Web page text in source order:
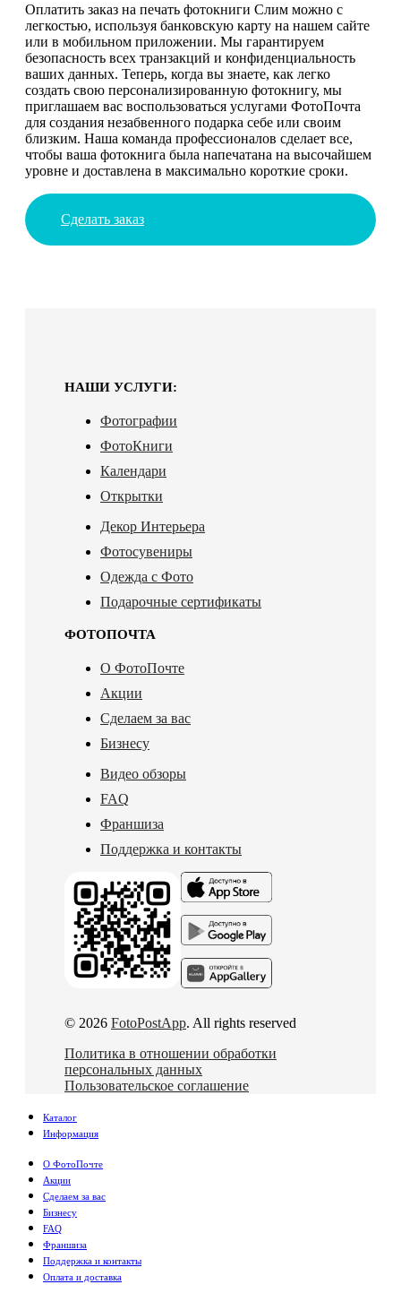
Оплатить заказ на печать фотокниги Слим можно с
легкостью, используя банковскую карту на нашем сайте
или в мобильном приложении. Мы гарантируем
безопасность всех транзакций и конфиденциальность
ваших данных. Теперь, когда вы знаете, как легко
создать свою персонализированную фотокнигу, мы
приглашаем вас воспользоваться услугами ФотоПочта
для создания незабвенного подарка себе или своим
близким. Наша команда профессионалов сделает все,
чтобы ваша фотокнига была напечатана на высочайшем
уровне и доставлена в максимально короткие сроки.
Сделать заказ
НАШИ УСЛУГИ:
Фотографии
ФотоКниги
Календари
Открытки
Декор Интерьера
Фотосувениры
Одежда с Фото
Подарочные сертификаты
ФОТОПОЧТА
О ФотоПочте
Акции
Сделаем за вас
Бизнесу
Видео обзоры
FAQ
Франшиза
Поддержка и контакты
© 2026 FotoPostApp. All rights reserved
Политика в отношении обработки
персональных данных
Пользовательское соглашение
Каталог
Информация
О ФотоПочте
Акции
Сделаем за вас
Бизнесу
FAQ
Франшиза
Поддержка и контакты
Оплата и доставка